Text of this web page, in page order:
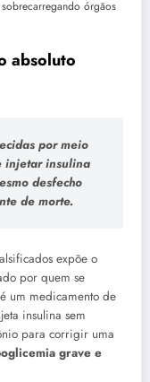
órgãos
absoluto
por meio
injetar insulina
desfecho
de morte.
expõe o
por quem se
um medicamento de
insulina sem
para corrigir uma
grave e